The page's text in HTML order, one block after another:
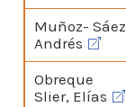
Muñoz- Sáez
Andrés
Obreque
Slier, Elías